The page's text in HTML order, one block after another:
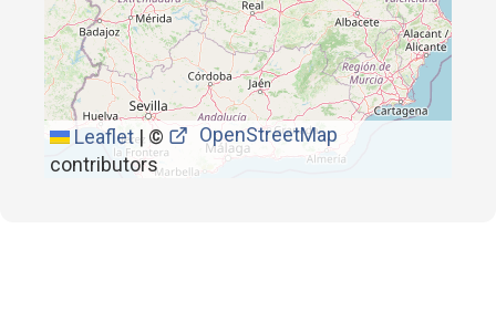
Leaflet|©
OpenStreetMap
contributors